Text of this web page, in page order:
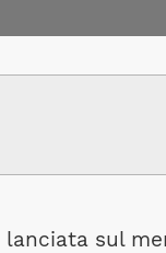
lanciata sul